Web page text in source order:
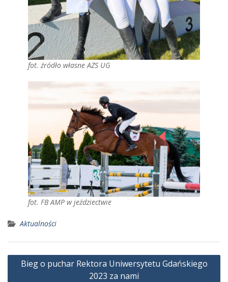
fot. źródło własne AZS UG
fot. FB AMP w jeździectwie
Aktualności
Nawigacja
wpisu
Bieg o puchar Rektora Uniwersytetu Gdańskiego
2023 za nami